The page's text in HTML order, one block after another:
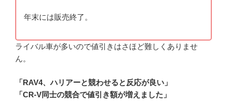
年末には販売終了。
ライバル車が多いので値引きはさほど難しくありませ
ん。
「RAV4、ハリアーと競わせると反応が良い」
「CR-V同士の競合で値引き額が増えました」